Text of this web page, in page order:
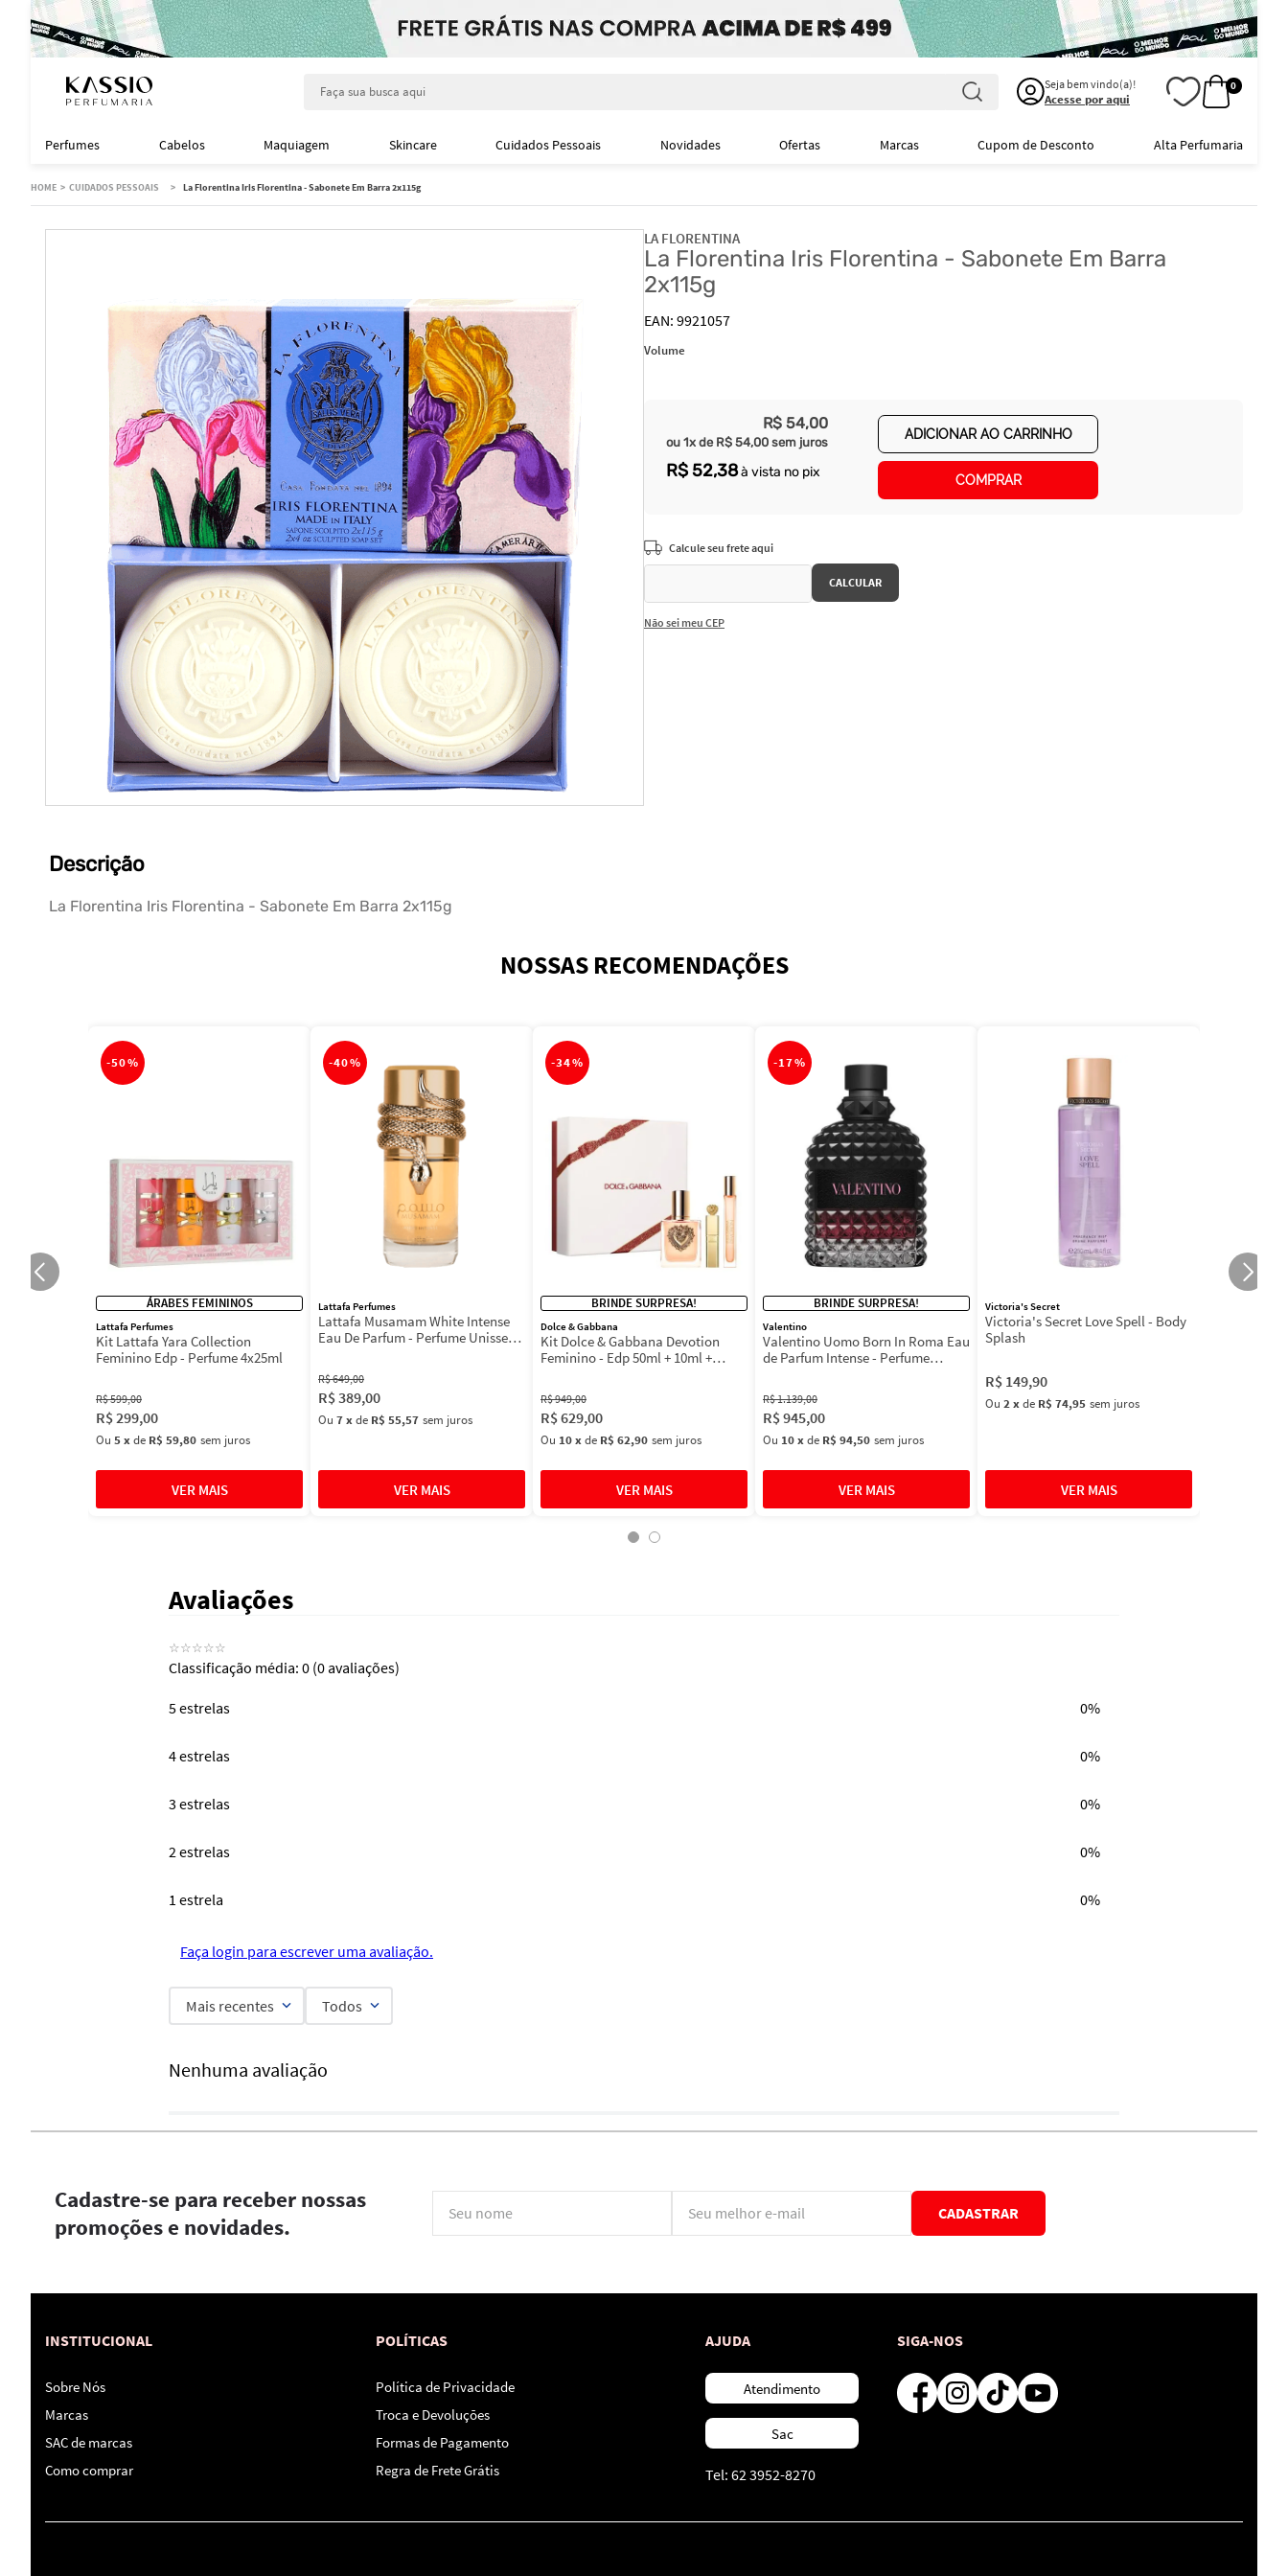
Seja bem vindo(a)!
Acesse por aqui
0
Perfumes Cabelos Maquiagem Skincare Cuidados Pessoais Novidades Ofertas Marcas Cupom de Desconto Alta Perfumaria
CUIDADOS PESSOAIS La Florentina Iris Florentina - Sabonete Em Barra 2x115g
LA FLORENTINA
La Florentina Iris Florentina - Sabonete Em Barra
2x115g
9921057
Volume
R$ 54,00
ou 1x de R$ 54,00 sem juros
R$52,38à vista no pix
ADICIONAR AO CARRINHO
COMPRAR
Não sei meu CEP
Descrição
La Florentina Iris Florentina - Sabonete Em Barra 2x115g
NOSSAS RECOMENDAÇÕES
-50%
ÁRABES FEMININOS
Lattafa Perfumes
Kit Lattafa Yara Collection
Feminino Edp - Perfume 4x25ml
R$599,00
R$299,00
Ou 5xde R$ 59,80 sem juros
-40%
Lattafa Perfumes
Lattafa Musamam White Intense
Eau De Parfum - Perfume Unissex
R$649,00
R$389,00
Ou 7xde R$ 55,57 sem juros
-34%
BRINDE SURPRESA!
Dolce & Gabbana
Kit Dolce & Gabbana Devotion
Feminino - Edp 50ml + 10ml +
R$949,00
R$629,00
Ou 10xde R$ 62,90 sem juros
-17%
BRINDE SURPRESA!
Valentino
Valentino Uomo Born In Roma Eau
de Parfum Intense - Perfume
R$1.139,00
R$945,00
Ou 10xde R$ 94,50 sem juros
Victoria's Secret
Victoria's Secret Love Spell - Body
Splash
R$ 149,90
Ou 2xde R$ 74,95 sem juros
Avaliações
☆☆☆☆☆
Classificação média: 0 (0 avaliações)
5 estrelas 0%
4 estrelas 0%
3 estrelas 0%
2 estrelas 0%
1 estrela 0%
Faça login para escrever uma avaliação.
Mais recentes Todos
Nenhuma avaliação
Cadastre-se para receber nossas
promoções e novidades.
CADASTRAR
INSTITUCIONAL
Sobre Nós
Marcas
SAC de marcas
Como comprar
POLÍTICAS
Política de Privacidade
Troca e Devoluções
Formas de Pagamento
Regra de Frete Grátis
AJUDA
Atendimento
Sac
Tel: 62 3952-8270
SIGA-NOS